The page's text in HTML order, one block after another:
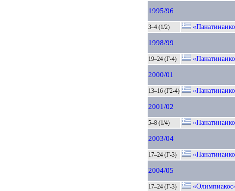
1995/96
3–4 (1/2)
1998/99
19–24 (Г-4)
2000/01
13–16 (Г2-4)
2001/02
5–8 (1/4)
2003/04
17–24 (Г-3)
2004/05
17–24 (Г-3)